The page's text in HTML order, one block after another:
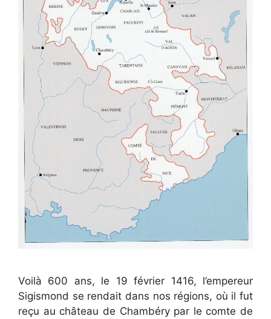
Voilà 600 ans, le 19 février 1416, l’empereur
Sigismond se rendait dans nos régions, où il fut
reçu au château de Chambéry par le comte de